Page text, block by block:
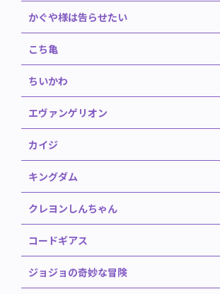
かぐや様は告らせたい
こち亀
ちいかわ
エヴァンゲリオン
カイジ
キングダム
クレヨンしんちゃん
コードギアス
ジョジョの奇妙な冒険